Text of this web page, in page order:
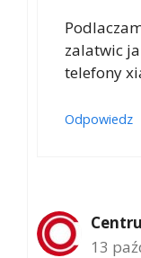
zalatwic
telefony
Odpowiedz
13